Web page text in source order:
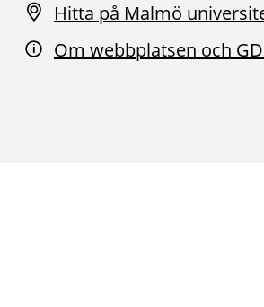
Hitta på Malmö
Om webbplatsen och